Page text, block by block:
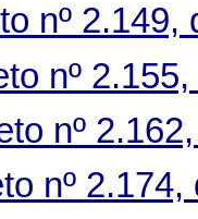
nº 2.149,
nº
nº
nº